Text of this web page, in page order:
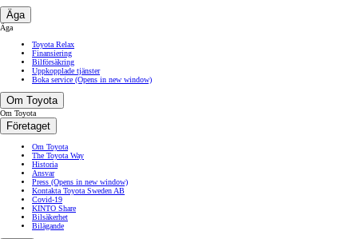
Äga
Äga
Toyota Relax
Finansiering
Bilförsäkring
Uppkopplade tjänster
Boka service (Opens in new window)
Om Toyota
Om Toyota
Företaget
Om Toyota
The Toyota Way
Historia
Ansvar
Press (Opens in new window)
Kontakta Toyota Sweden AB
Covid-19
KINTO Share
Bilsäkerhet
Bilägande